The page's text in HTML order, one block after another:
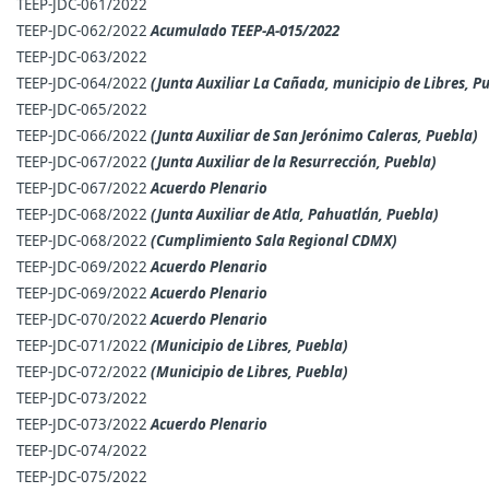
TEEP-JDC-061/2022
TEEP-JDC-062/2022Acumulado TEEP-A-015/2022
TEEP-JDC-063/2022
TEEP-JDC-064/2022 (Junta Auxiliar La Cañada, municipio de Libres,
TEEP-JDC-065/2022
TEEP-JDC-066/2022 (Junta Auxiliar de San Jerónimo Caleras, Puebla)
TEEP-JDC-067/2022 (Junta Auxiliar de la Resurrección, Puebla)
TEEP-JDC-067/2022Acuerdo Plenario
TEEP-JDC-068/2022 (Junta Auxiliar de Atla, Pahuatlán, Puebla)
TEEP-JDC-068/2022 (Cumplimiento Sala Regional CDMX)
TEEP-JDC-069/2022Acuerdo Plenario
TEEP-JDC-069/2022Acuerdo Plenario
TEEP-JDC-070/2022Acuerdo Plenario
TEEP-JDC-071/2022 (Municipio de Libres, Puebla)
TEEP-JDC-072/2022 (Municipio de Libres, Puebla)
TEEP-JDC-073/2022
TEEP-JDC-073/2022Acuerdo Plenario
TEEP-JDC-074/2022
TEEP-JDC-075/2022